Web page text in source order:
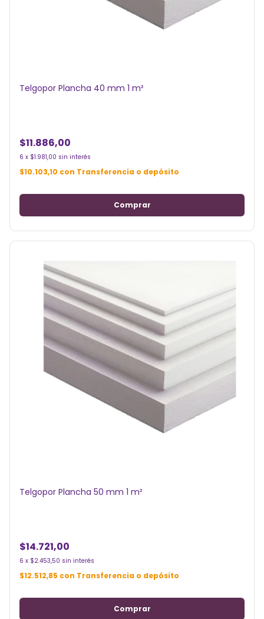
Telgopor Plancha 40 mm 1 m²
$11.886,00
6 x $1.981,00 sin interés
$10.103,10 con Transferencia o depósito
Telgopor Plancha 50 mm 1 m²
$14.721,00
6 x $2.453,50 sin interés
$12.512,85 con Transferencia o depósito